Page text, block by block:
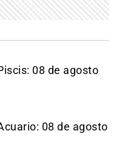
08 de agosto
08 de agosto